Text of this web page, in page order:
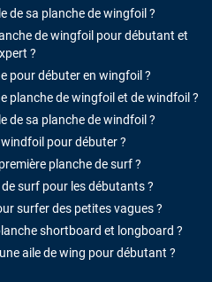
de sa planche de wingfoil ?
de wingfoil pour débutant et
?
pour débuter en wingfoil ?
planche de wingfoil et de windfoil ?
de sa planche de windfoil ?
pour débuter ?
planche de surf ?
surf pour les débutants ?
surfer des petites vagues ?
shortboard et longboard ?
aile de wing pour débutant ?